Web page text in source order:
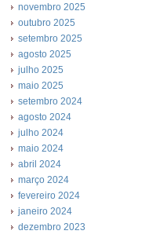
novembro 2025
outubro 2025
setembro 2025
agosto 2025
julho 2025
maio 2025
setembro 2024
agosto 2024
julho 2024
maio 2024
abril 2024
março 2024
fevereiro 2024
janeiro 2024
dezembro 2023